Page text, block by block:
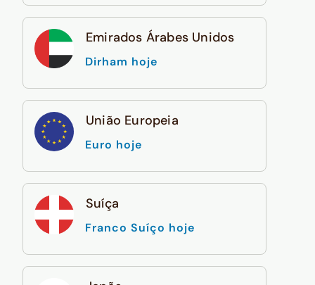
Emirados Árabes Unidos
Dirham hoje
União Europeia
Euro hoje
Suíça
Franco Suíço hoje